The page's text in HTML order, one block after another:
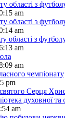
області з
am
області з
am
області з
am
am
чемпіонату
pm
Серця
духовної та
am